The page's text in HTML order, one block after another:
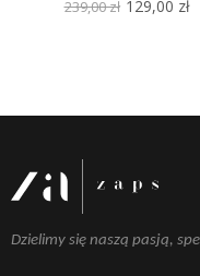
239,00 zł 129,00 zł
Dzielimy się naszą pasją,